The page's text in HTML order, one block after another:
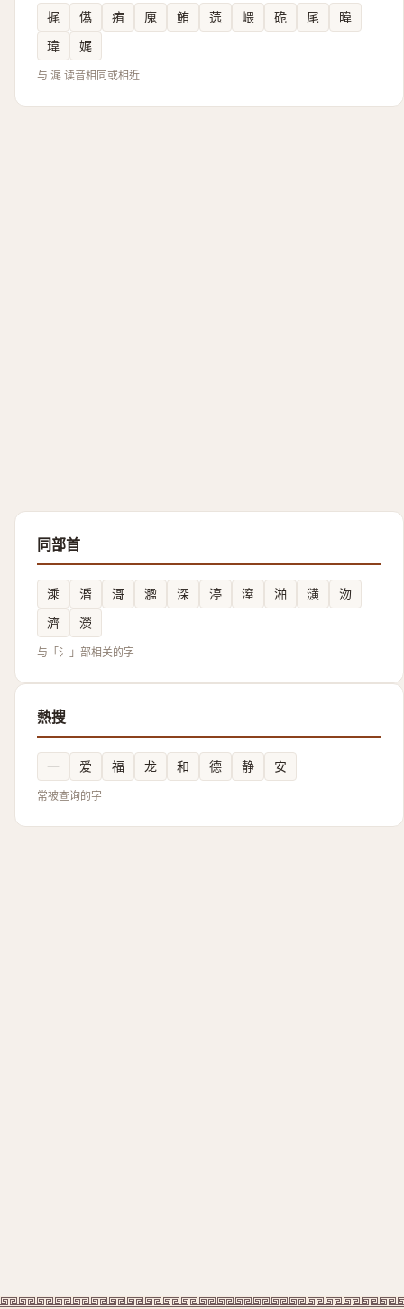
捤 儰 痏 廆 鲔 䓕 㟪 硊 尾
暐
瑋
娓
与 浘 读音相同或相近
同部首
溗 涽 滒 㵬 深 渟 潌 湐 㶂
沕
濟
濙
与「氵」部相关的字
熱搜
一 爱 福 龙 和 德 静 安
常被查询的字